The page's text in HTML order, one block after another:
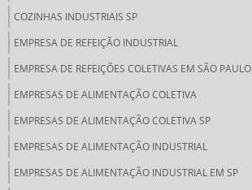
COZINHAS INDUSTRIAIS SP
EMPRESA DE REFEIÇÃO INDUSTRIAL
EMPRESA DE REFEIÇÕES COLETIVAS EM SÃO PAULO
EMPRESAS DE ALIMENTAÇÃO COLETIVA
EMPRESAS DE ALIMENTAÇÃO COLETIVA SP
EMPRESAS DE ALIMENTAÇÃO INDUSTRIAL
EMPRESAS DE ALIMENTAÇÃO INDUSTRIAL EM SP